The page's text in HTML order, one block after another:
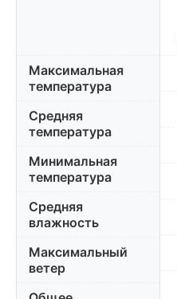
Максимальная
температура
Средняя
температура
Минимальная
температура
Средняя
влажность
Максимальный
ветер